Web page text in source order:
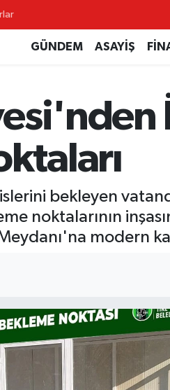
GÜNDEM ASAYİŞ
bekleyen
noktalarının
modern